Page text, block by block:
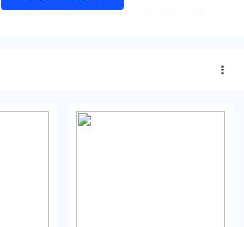
转载此文章须经作者同意，并请附上出处(
star/96953.html